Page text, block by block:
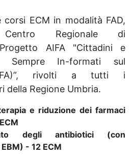
ECM in modalità FAD,
Regionale di
AIFA "Cittadini e
Sempre In-formati sul
rivolti a tutti i
della Regione Umbria.
e riduzione dei farmaci
degli antibiotici (con
- 12 ECM